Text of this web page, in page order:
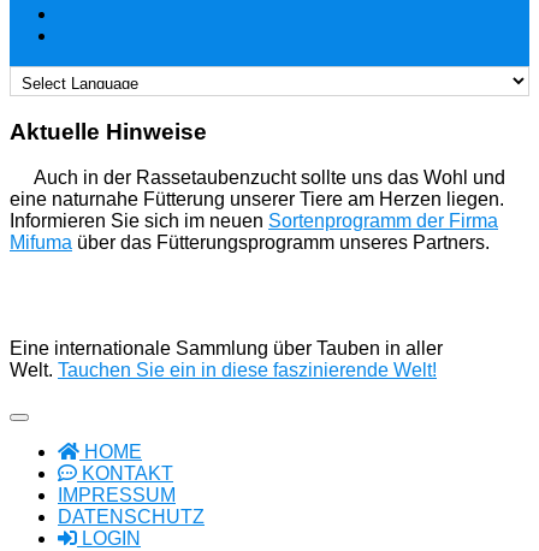
Aktuelle Hinweise
Auch in der Rassetaubenzucht sollte uns das Wohl und
eine naturnahe Fütterung unserer Tiere am Herzen liegen.
Informieren Sie sich im neuen Sortenprogramm der Firma
Mifuma über das Fütterungsprogramm unseres Partners.
Eine internationale Sammlung über Tauben in aller
Welt. Tauchen Sie ein in diese faszinierende Welt!
HOME
KONTAKT
IMPRESSUM
DATENSCHUTZ
LOGIN